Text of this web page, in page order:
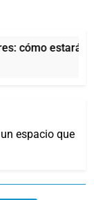
cómo estará
espacio que